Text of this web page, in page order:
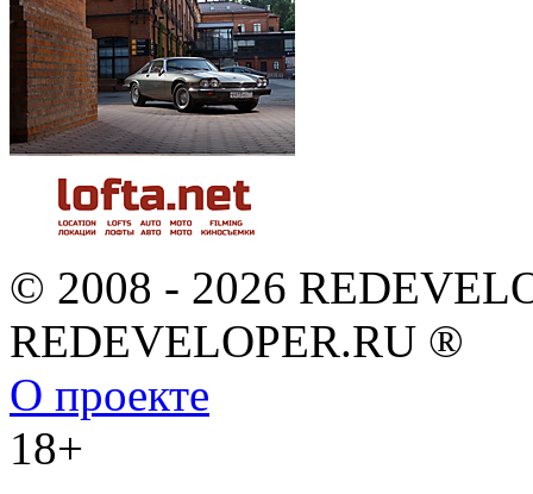
© 2008 - 2026
REDEVELOPER.RU ®
О проекте
18+